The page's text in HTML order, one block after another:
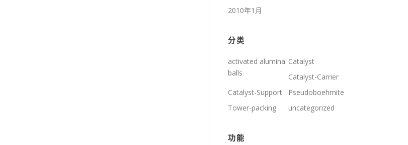
2010年1月
分类
activated alumina
balls
Catalyst
Catalyst-Carrier
Catalyst-Support
Pseudoboehmite
Tower-packing
uncategorized
功能